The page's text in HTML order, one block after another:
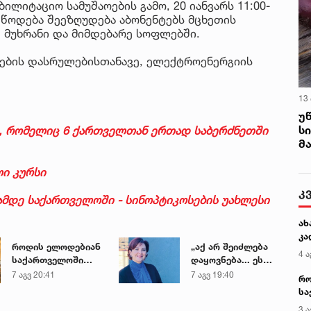
სამუშაოების გამო, 20 იანვარს 11:00-
შეეზღუდება აბონენტებს მცხეთის
და მიმდებარე სოფლებში.
დასრულებისთანავე, ელექტროენერგიის
რომელიც 6 ქართველთან ერთად საბერძნეთში
კურსი
საქართველოში - სინოპტიკოსების უახლესი
როდის ელოდებიან
საქართველოში
+40-გრადუსიან
7 აგვ 20:41
„აქ არ შეიძლება
დაყოვნება... ეს
დაავადება
7 აგვ 19:40
13
4